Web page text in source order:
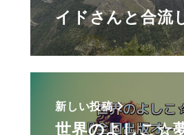
イドさんと合流
新しい投稿
世界のよしこ☆